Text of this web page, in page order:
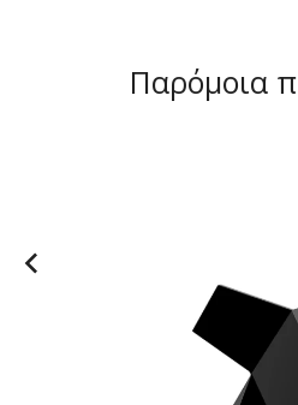
Παρόμοια